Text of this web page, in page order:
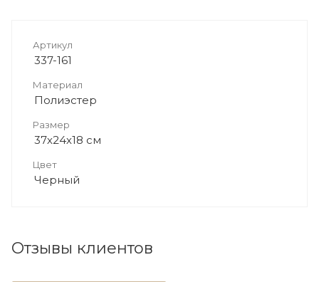
Артикул
337-161
Материал
Полиэстер
Размер
37х24х18 см
Цвет
Черный
Отзывы клиентов